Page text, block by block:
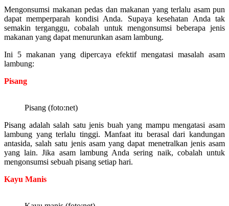
Mengonsumsi makanan pedas dan makanan yang terlalu asam pun
dapat memperparah kondisi Anda. Supaya kesehatan Anda tak
semakin terganggu, cobalah untuk mengonsumsi beberapa jenis
makanan yang dapat menurunkan asam lambung.
Ini 5 makanan yang dipercaya efektif mengatasi masalah asam
lambung:
Pisang
Pisang (foto:net)
Pisang adalah salah satu jenis buah yang mampu mengatasi asam
lambung yang terlalu tinggi. Manfaat itu berasal dari kandungan
antasida, salah satu jenis asam yang dapat menetralkan jenis asam
yang lain. Jika asam lambung Anda sering naik, cobalah untuk
mengonsumsi sebuah pisang setiap hari.
Kayu Manis